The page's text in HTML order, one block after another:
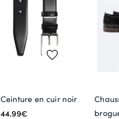
Ceinture en cuir noir
44.99€